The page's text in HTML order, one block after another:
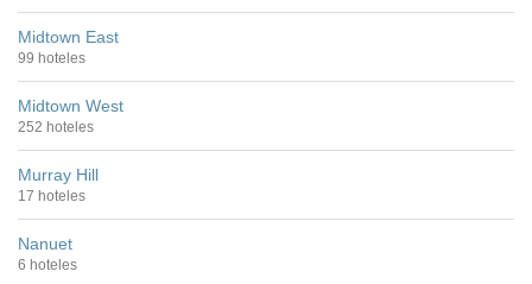
Midtown East
99 hoteles
Midtown West
252 hoteles
Murray Hill
17 hoteles
Nanuet
6 hoteles